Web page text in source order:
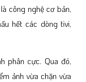
công nghệ cơ bản,
hết các dòng tivi,
phân cực. Qua đó,
ảnh vừa chặn vừa